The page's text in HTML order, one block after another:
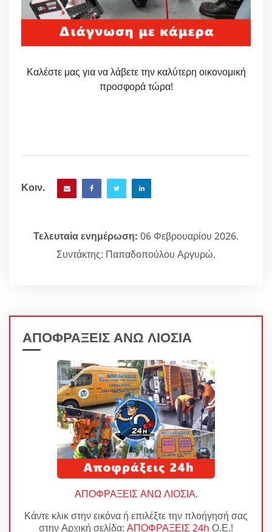
Καλέστε μας για να λάβετε την καλύτερη οικονομική
προσφορά τώρα!
Κοιν.
Τελευταία ενημέρωση: 06 Φεβρουαρίου 2026.
Συντάκτης: Παπαδοπούλου Αργυρώ.
ΑΠΟΦΡΑΞΕΙΣ ΑΝΩ ΛΙΟΣΙΑ
ΑΠΟΦΡΑΞΕΙΣ ΑΝΩ ΛΙΟΣΙΑ.
Κάντε κλικ στην εικόνα ή επιλέξτε την πλοήγησή σας
στην Αρχική σελίδα: ΑΠΟΦΡΑΞΕΙΣ 24h Ο.Ε.!